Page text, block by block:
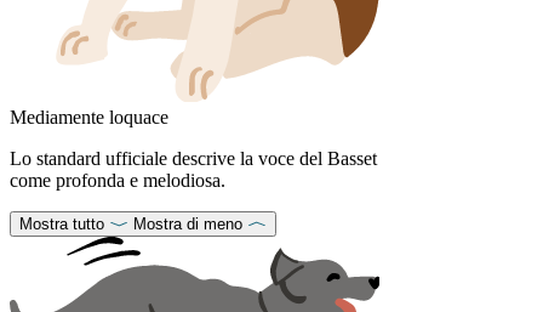
Mediamente loquace
Lo standard ufficiale descrive la voce del Basset
come profonda e melodiosa.
Mostra tutto Mostra di meno